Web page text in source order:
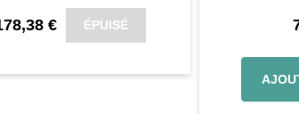
commentaires client étourdissants!
de gamme, cette lampe merveilleuse
sur votre plafond qui vous invite à
plafonnier absolument noble
et son apparence extravagante,
€ ÉPUISÉ